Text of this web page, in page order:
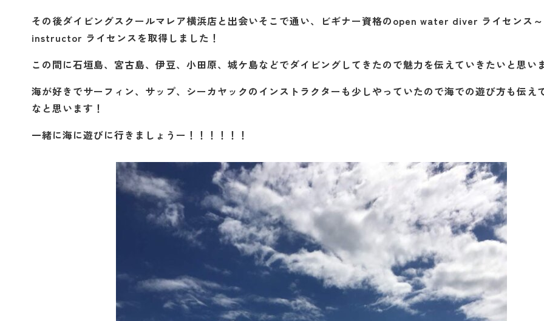
その後ダイビングスクールマレア横浜店と出会いそこで通い、ビギナー資格のopen water diver ライセンス～
instructor ライセンスを取得しました！
この間に石垣島、宮古島、伊豆、小田原、城ケ島などでダイビングしてきたので魅力を伝えていきたいと思い
海が好きでサーフィン、サップ、シーカヤックのインストラクターも少しやっていたので海での遊び方も伝え
なと思います！
一緒に海に遊びに行きましょうー！！！！！！